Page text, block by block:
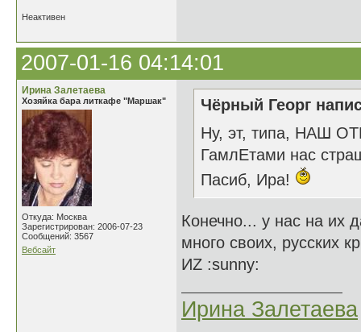
Неактивен
2007-01-16 04:14:01
Ирина Залетаева
Хозяйка бара литкафе "Маршак"
Откуда: Москва
Зарегистрирован: 2006-07-23
Сообщений: 3567
Вебсайт
Чёрный Георг
Ну, эт, типа, НАШ
ГамлЕтами нас
Пасиб, Ира!
Конечно... у нас на их
много своих, русских
ИZ :sunny:
Ирина Залетаева